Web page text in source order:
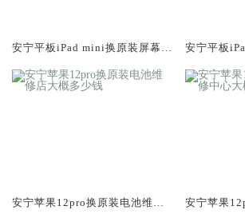
安宁平板iPad mini换原装屏幕服
安宁平板
安宁苹果12pro换原装电池维修
安宁苹果